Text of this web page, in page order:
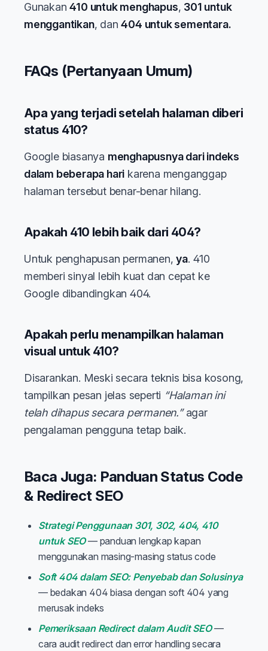
Gunakan410 untuk menghapus, 301 untuk
menggantikan, dan404 untuk sementara.
FAQs (Pertanyaan Umum)
Apa yang terjadi setelah halaman diberi
status 410?
Google biasanya menghapusnya dari indeks
dalam beberapa hari karena menganggap
halaman tersebut benar-benar hilang.
Apakah 410 lebih baik dari 404?
Untuk penghapusan permanen,ya. 410
memberi sinyal lebih kuat dan cepat ke
Google dibandingkan 404.
Apakah perlu menampilkan halaman
visual untuk 410?
Disarankan. Meski secara teknis bisa kosong,
tampilkan pesan jelas seperti “Halaman ini
telah dihapus secara permanen.”agar
pengalaman pengguna tetap baik.
Baca Juga: Panduan Status Code
& Redirect SEO
Strategi Penggunaan 301, 302, 404, 410
untuk SEO— panduan lengkap kapan
menggunakan masing-masing status code
Soft 404 dalam SEO: Penyebab dan Solusinya
— bedakan 404 biasa dengan soft 404 yang
merusak indeks
Pemeriksaan Redirect dalam Audit SEO—
cara audit redirect dan error handling secara